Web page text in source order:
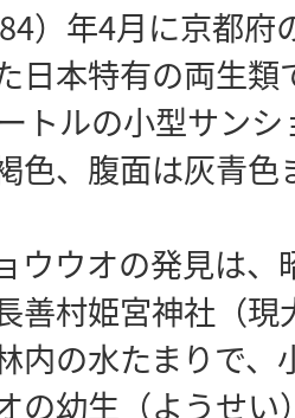
）年4月に京都府
日本特有の両生類
トルの小型サン
色、腹面は灰青
ウウオの発見は、
善村姫宮神社（
内の水たまりで、
の幼生（ようせ